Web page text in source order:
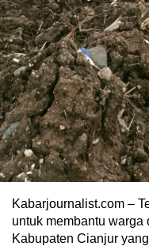
Kabarjournalist.com –
untuk membantu
Kabupaten Cianjur